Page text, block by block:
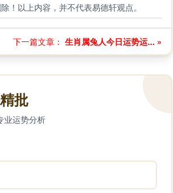
！以上内容，并不代表易德轩观点。
下一篇文章： 生肖属兔人今日运势运... »
批
业运势分析